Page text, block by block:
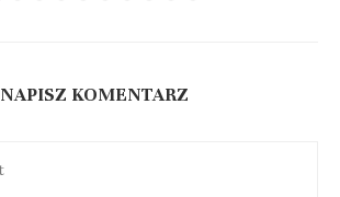
NAPISZ KOMENTARZ